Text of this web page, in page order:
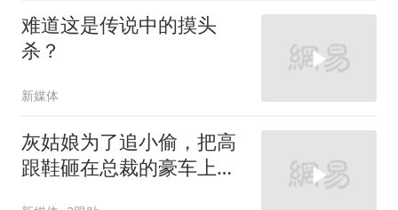
难道这是传说中的摸头
杀？
新媒体
灰姑娘为了追小偷，把高
跟鞋砸在总裁的豪车上，